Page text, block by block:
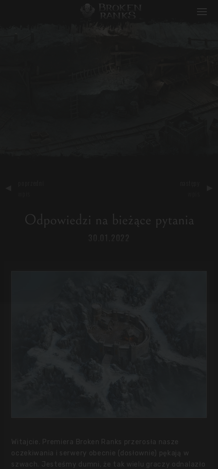
Odpowiedzi na bieżące pytania
Witajcie. Premiera Broken Ranks przerosła nasze
oczekiwania i serwery obecnie (dosłownie) pękają w
szwach. Jesteśmy dumni, że tak wielu graczy odnalazło